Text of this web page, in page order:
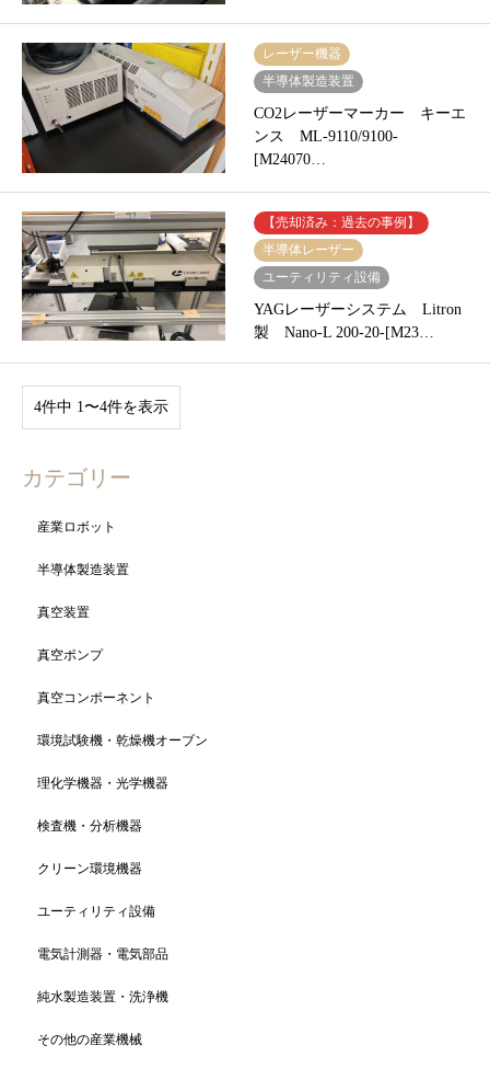
レーザー機器
半導体製造装置
CO2レーザーマーカー キーエ
ンス ML-9110/9100-
[M24070…
【売却済み：過去の事例】
半導体レーザー
ユーティリティ設備
YAGレーザーシステム Litron
製 Nano-L 200-20-[M23…
4件中 1〜4件を表示
カテゴリー
産業ロボット
半導体製造装置
真空装置
真空ポンプ
真空コンポーネント
環境試験機・乾燥機オーブン
理化学機器・光学機器
検査機・分析機器
クリーン環境機器
ユーティリティ設備
電気計測器・電気部品
純水製造装置・洗浄機
その他の産業機械